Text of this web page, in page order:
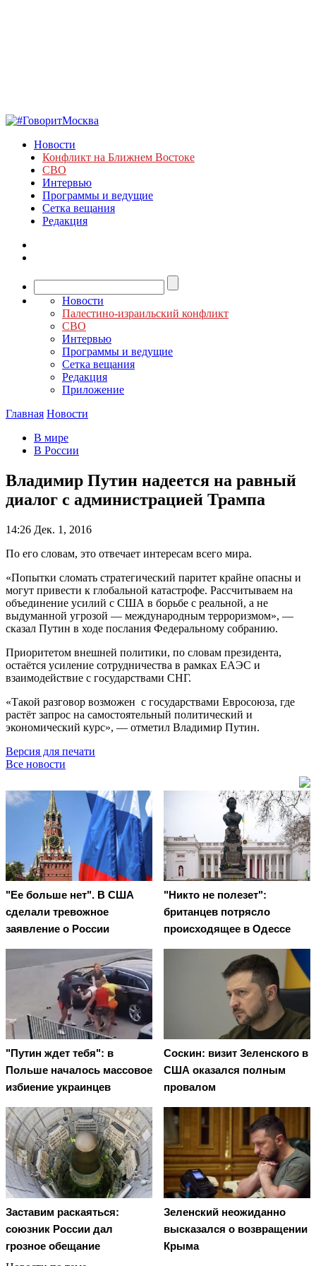
Новости
Конфликт на Ближнем Востоке
СВО
Интервью
Программы и ведущие
Сетка вещания
Редакция
Новости
Палестино-израильский конфликт
СВО
Интервью
Программы и ведущие
Сетка вещания
Редакция
Приложение
Главная Новости
В мире
В России
Владимир Путин надеется на равный
диалог с администрацией Трампа
14:26 Дек. 1, 2016
По его словам, это отвечает интересам всего мира.
«Попытки сломать стратегический паритет крайне опасны и
могут привести к глобальной катастрофе. Рассчитываем на
объединение усилий с США в борьбе с реальной, а не
выдуманной угрозой — международным терроризмом», —
сказал Путин в ходе послания Федеральному собранию.
Приоритетом внешней политики, по словам президента,
остаётся усиление сотрудничества в рамках ЕАЭС и
взаимодействие с государствами СНГ.
«Такой разговор возможен с государствами Евросоюза, где
растёт запрос на самостоятельный политический и
экономический курс», — отметил Владимир Путин.
Версия для печати
Все новости
"Ее больше нет". В США
сделали тревожное
заявление о России
"Никто не полезет":
британцев потрясло
происходящее в Одессе
"Путин ждет тебя": в
Польше началось массовое
избиение украинцев
Соскин: визит Зеленского в
США оказался полным
провалом
Заставим раскаяться:
союзник России дал
грозное обещание
Зеленский неожиданно
высказался о возвращении
Крыма